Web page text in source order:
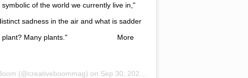
of the world we currently live in,"
sadness in the air and what is sadder
plant? Many plants." ⠀⠀⠀⠀⠀⠀⠀⠀⠀ More
(@creativeboommag) on Sep 30, 2020 at 8:21am PDT